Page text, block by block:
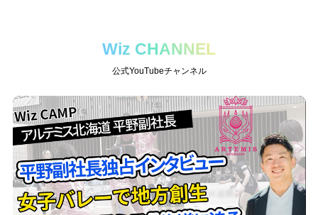
Wiz CHANNEL
公式YouTubeチャンネル